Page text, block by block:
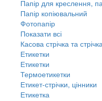
Папір для креслення,
Папір копіювальний
Фотопапір
Показати всі
Касова стрічка та
Етикетки
Етикетки
Термоетикетки
Етикет-стрічки, цінники
Етикетка